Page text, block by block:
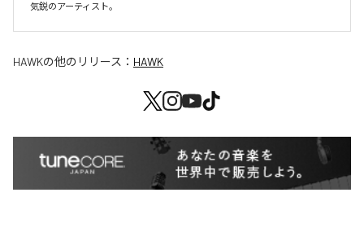
気鋭のアーティスト。
HAWKの他のリリース： HAWK